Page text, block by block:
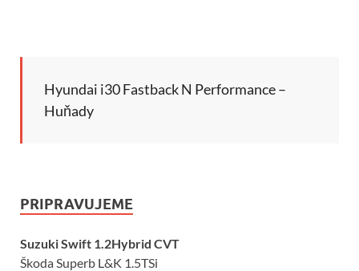
Hyundai i30 Fastback N Performance –
Huňady
PRIPRAVUJEME
Suzuki Swift 1.2Hybrid CVT
Škoda Superb L&K 1.5TSi